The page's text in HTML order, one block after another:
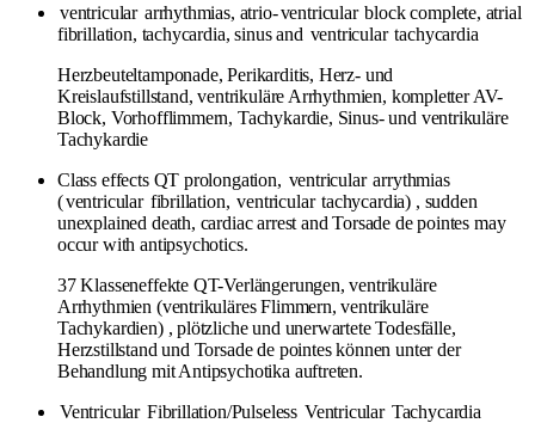
ventricular arrhythmias, atrio-ventricular block complete, atrial
fibrillation, tachycardia, sinus and ventricular tachycardia
Herzbeuteltamponade, Perikarditis, Herz- und
Kreislaufstillstand, ventrikuläre Arrhythmien, kompletter AV-
Block, Vorhofflimmern, Tachykardie, Sinus- und ventrikuläre
Tachykardie
Class effects QT prolongation, ventricular arrythmias
(ventricular fibrillation, ventricular tachycardia) , sudden
unexplained death, cardiac arrest and Torsade de pointes may
occur with antipsychotics.
37 Klasseneffekte QT-Verlängerungen, ventrikuläre
Arrhythmien (ventrikuläres Flimmern, ventrikuläre
Tachykardien) , plötzliche und unerwartete Todesfälle,
Herzstillstand und Torsade de pointes können unter der
Behandlung mit Antipsychotika auftreten.
Ventricular Fibrillation/Pulseless Ventricular Tachycardia